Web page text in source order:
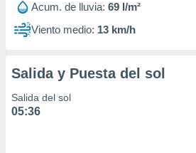
Acum. de lluvia: 69 l/m²
Viento medio: 13 km/h
Salida y Puesta del sol
Salida del sol
05:36